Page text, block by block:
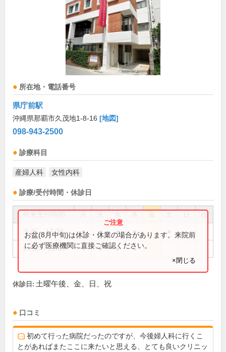
所在地・電話番号
県庁前駅
沖縄県那覇市久茂地1-8-16 [地図]
098-943-2500
診療科目
産婦人科 女性内科
診療/受付時間・休診日
祝
9:45～12:30 ● ● ● ●
14:30～19:30 ● ● ● ●
お盆(8月中旬)は休診・休業の場合があります。来院前
に必ず医療機関に直接ご確認ください。
×閉じる
休診日: 土曜午後、金、日、祝
口コミ
初めて行った病院だったのですが、今後婦人科に行くこ
とがあればまたここに来たいと思える、とても良いクリニッ